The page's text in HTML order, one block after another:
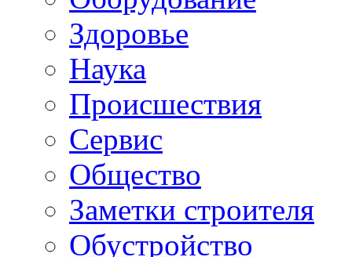
Здоровье
Наука
Происшествия
Сервис
Общество
Заметки строителя
Обустройство